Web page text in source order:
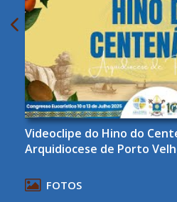
Videoclipe do Hino do
Arquidiocese de Porto
FOTOS